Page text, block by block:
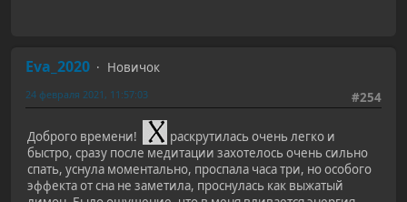
Eva_2020
Новичок
#254
24 февраля 2021, 11:57:03
Доброго времени!
раскрутилась очень легко и
быстро, сразу после медитации захотелось очень сильно
спать, уснула моментально, проспала часа три, но особого
эффекта от сна не заметила, проснулась как выжатый